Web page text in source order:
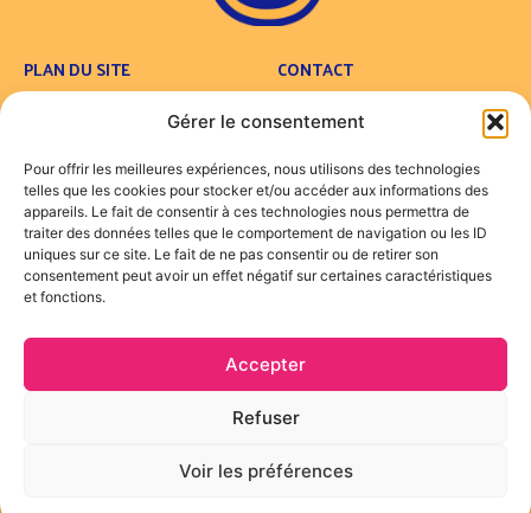
Gérer le consentement
Pour offrir les meilleures expériences, nous utilisons des technologies
telles que les cookies pour stocker et/ou accéder aux informations des
appareils. Le fait de consentir à ces technologies nous permettra de
traiter des données telles que le comportement de navigation ou les ID
uniques sur ce site. Le fait de ne pas consentir ou de retirer son
consentement peut avoir un effet négatif sur certaines caractéristiques
et fonctions.
Accepter
Refuser
Voir les préférences
PLAN DU SITE
Concept
Foodtruck
Engagements
Actualités
CONTACT
Contact
FAQ
LÉGALES
SUIVEZ NOUS !